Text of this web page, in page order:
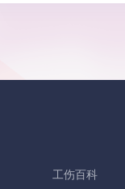
工伤百科